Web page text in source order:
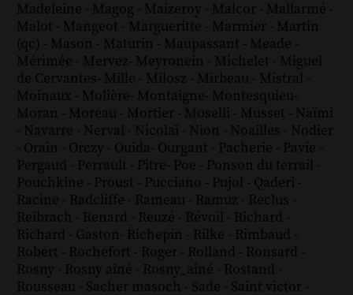
Madeleine - Magog - Maizeroy - Malcor - Mallarmé -
Malot - Mangeot - Margueritte - Marmier - Martin
(qc) - Mason - Maturin - Maupassant - Meade -
Mérimée - Mervez- Meyronein - Michelet - Miguel
de Cervantes- Mille - Milosz - Mirbeau - Mistral -
Moinaux - Molière- Montaigne- Montesquieu-
Moran - Moreau - Mortier - Moselli - Musset - Naïmi
- Navarre - Nerval - Nicolaï - Nion - Noailles - Nodier
- Orain - Orczy - Ouida- Ourgant - Pacherie - Pavie -
Pergaud - Perrault - Pitre- Poe - Ponson du terrail -
Pouchkine - Proust - Pucciano - Pujol - Qaderi -
Racine - Radcliffe - Rameau - Ramuz - Reclus -
Reibrach - Renard - Reuzé - Révoil - Richard -
Richard - Gaston- Richepin - Rilke - Rimbaud -
Robert - Rochefort - Roger - Rolland - Ronsard -
Rosny - Rosny aîné - Rosny_aîné - Rostand -
Rousseau - Sacher masoch - Sade - Saint victor -